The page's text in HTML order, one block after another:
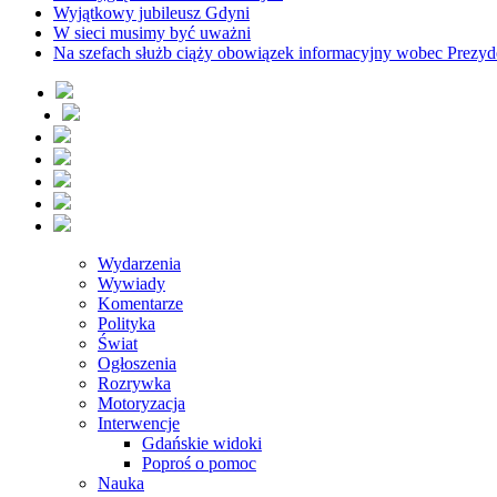
Wyjątkowy jubileusz Gdyni
W sieci musimy być uważni
Na szefach służb ciąży obowiązek informacyjny wobec
Wydarzenia
Wywiady
Komentarze
Polityka
Świat
Ogłoszenia
Rozrywka
Motoryzacja
Interwencje
Gdańskie widoki
Poproś o pomoc
Nauka